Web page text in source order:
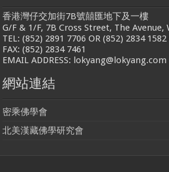
香港灣仔交加街7B號囍匯地下及一樓
G/F & 1/F, 7B Cross Street, The
TEL: (852) 2891 7706 OR (852) 2834
FAX: (852) 2834 7461
EMAIL ADDRESS: lokyang@lokyang.com
網站連結
密乘佛學會
北美漢藏佛學研究會